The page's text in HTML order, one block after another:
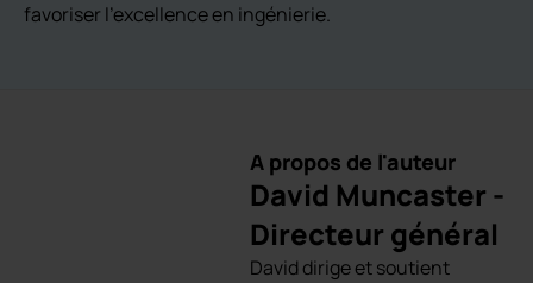
favoriser l’excellence en ingénierie.
A propos de l'auteur
David Muncaster -
Directeur général
David dirige et soutient